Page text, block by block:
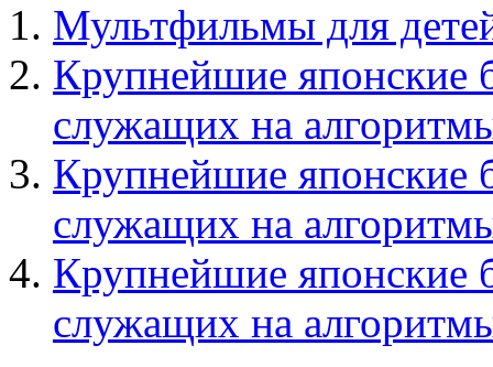
Мультфильмы для
Крупнейшие японские
служащих на
Крупнейшие японские
служащих на
Крупнейшие японские
служащих на